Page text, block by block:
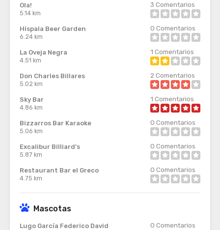
Ola!
5.14 km
3 Comentarios
Hispala Beer Garden
6.24 km
0 Comentarios
La Oveja Negra
4.51 km
1 Comentarios
Don Charles Billares
5.02 km
2 Comentarios
Sky Bar
4.86 km
1 Comentarios
Bizzarros Bar Karaoke
5.06 km
0 Comentarios
Excalibur Billiard's
5.87 km
0 Comentarios
Restaurant Bar el Greco
4.75 km
0 Comentarios
Mascotas
Lugo García Federico David 0 Comentarios